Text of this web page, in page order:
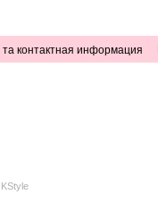
контактная информация